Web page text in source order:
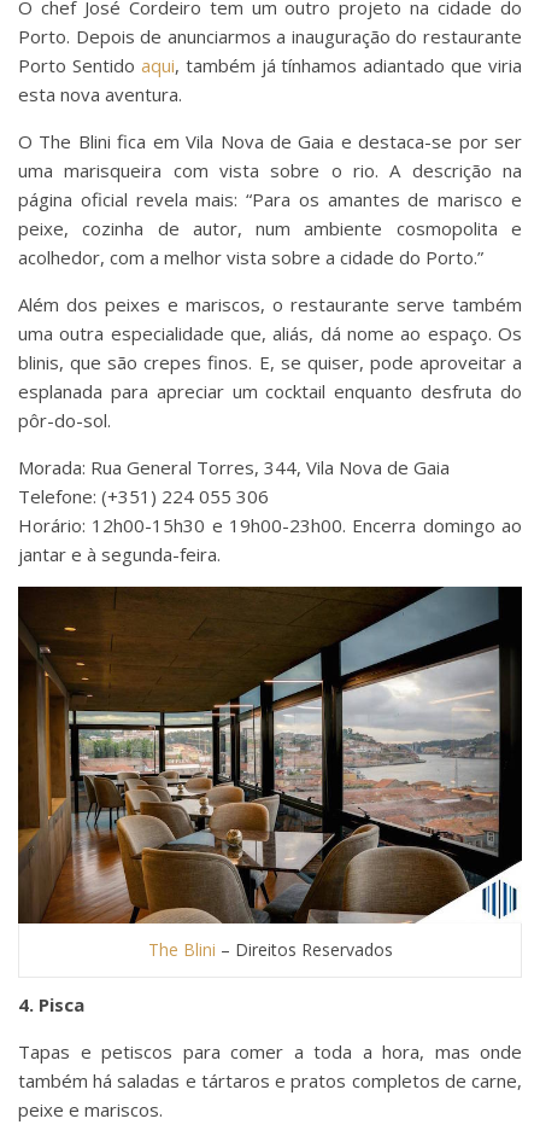
O chef José Cordeiro tem um outro projeto na cidade do
Porto. Depois de anunciarmos a inauguração do restaurante
Porto Sentido aqui, também já tínhamos adiantado que viria
esta nova aventura.
O The Blini fica em Vila Nova de Gaia e destaca-se por ser
uma marisqueira com vista sobre o rio. A descrição na
página oficial revela mais: “Para os amantes de marisco e
peixe, cozinha de autor, num ambiente cosmopolita e
acolhedor, com a melhor vista sobre a cidade do Porto.”
Além dos peixes e mariscos, o restaurante serve também
uma outra especialidade que, aliás, dá nome ao espaço. Os
blinis, que são crepes finos. E, se quiser, pode aproveitar a
esplanada para apreciar um cocktail enquanto desfruta do
pôr-do-sol.
Morada: Rua General Torres, 344, Vila Nova de Gaia
Telefone: (+351) 224 055 306
Horário: 12h00-15h30 e 19h00-23h00. Encerra domingo ao
jantar e à segunda-feira.
The Blini – Direitos Reservados
4. Pisca
Tapas e petiscos para comer a toda a hora, mas onde
também há saladas e tártaros e pratos completos de carne,
peixe e mariscos.